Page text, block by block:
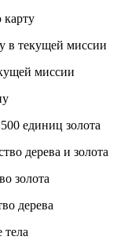
в текущей миссии
миссии
единиц золота
дерева и золота
золота
дерева